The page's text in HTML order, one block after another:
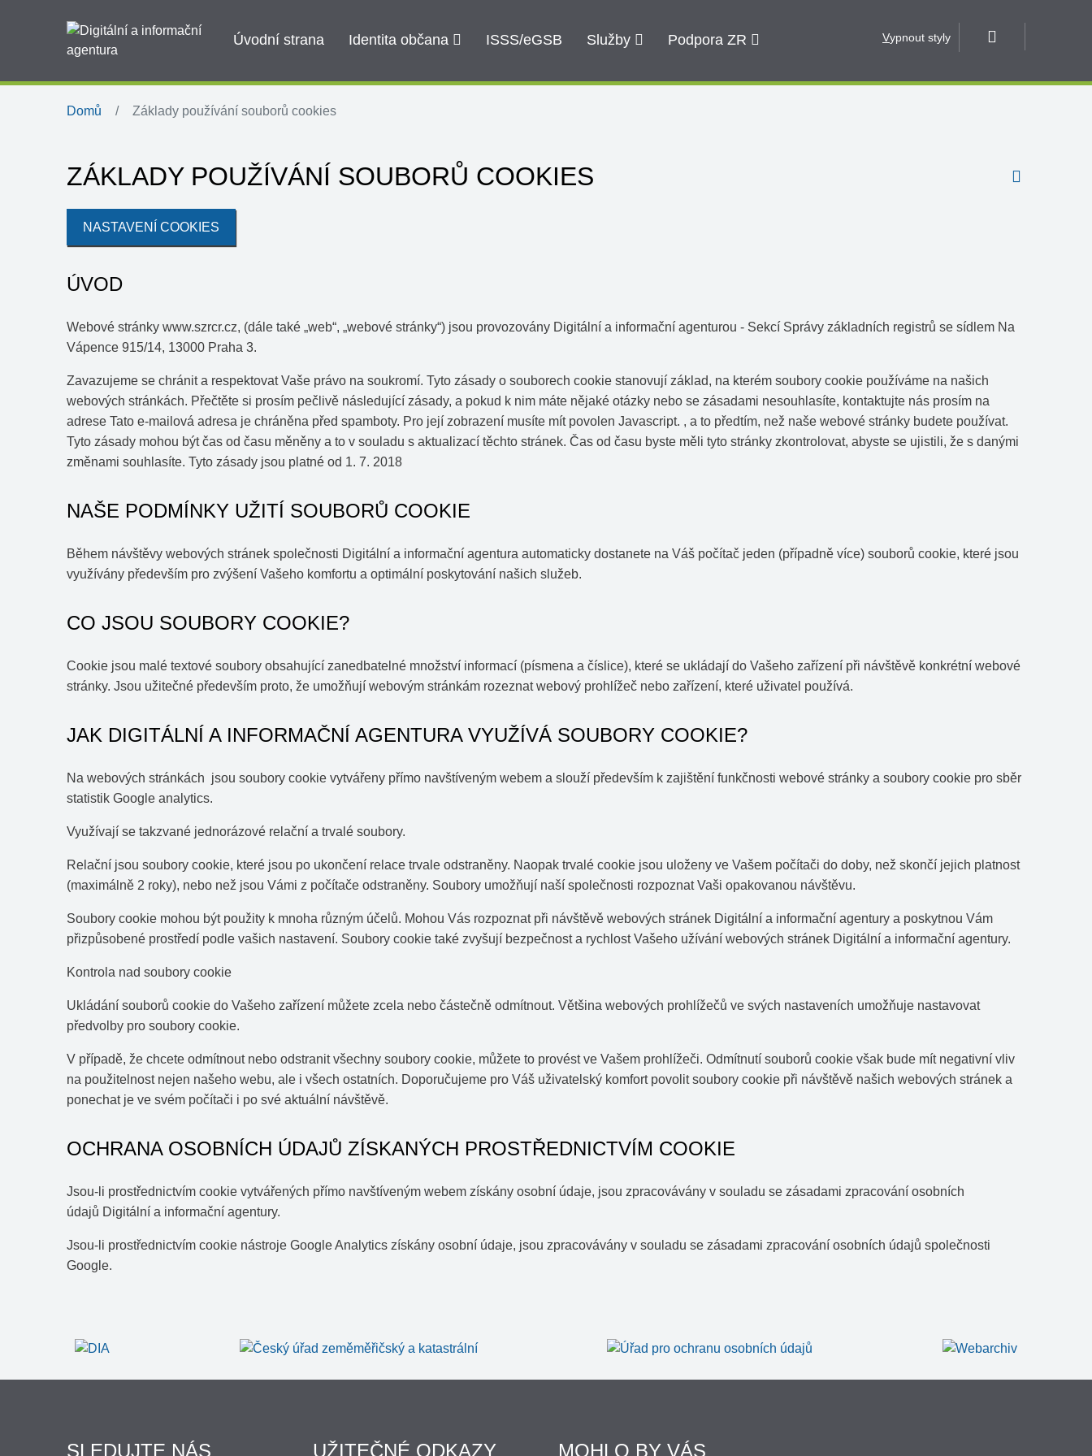
Úvodní strana Identita občana ISSS/eGSB Služby Podpora ZR Vypnout styly
Domů Základy používání souborů cookies
ZÁKLADY POUŽÍVÁNÍ SOUBORŮ COOKIES
NASTAVENÍ COOKIES
ÚVOD
Webové stránky www.szrcr.cz, (dále také „web“, „webové stránky“) jsou provozovány Digitální a informační agenturou - Sekcí Správy základních registrů se sídlem Na
Vápence 915/14, 13000 Praha 3.
Zavazujeme se chránit a respektovat Vaše právo na soukromí. Tyto zásady o souborech cookie stanovují základ, na kterém soubory cookie používáme na našich
webových stránkách. Přečtěte si prosím pečlivě následující zásady, a pokud k nim máte nějaké otázky nebo se zásadami nesouhlasíte, kontaktujte nás prosím na
adrese Tato e-mailová adresa je chráněna před spamboty. Pro její zobrazení musíte mít povolen Javascript. , a to předtím, než naše webové stránky budete používat.
Tyto zásady mohou být čas od času měněny a to v souladu s aktualizací těchto stránek. Čas od času byste měli tyto stránky zkontrolovat, abyste se ujistili, že s danými
změnami souhlasíte. Tyto zásady jsou platné od 1. 7. 2018
NAŠE PODMÍNKY UŽITÍ SOUBORŮ COOKIE
Během návštěvy webových stránek společnosti Digitální a informační agentura automaticky dostanete na Váš počítač jeden (případně více) souborů cookie, které jsou
využívány především pro zvýšení Vašeho komfortu a optimální poskytování našich služeb.
CO JSOU SOUBORY COOKIE?
Cookie jsou malé textové soubory obsahující zanedbatelné množství informací (písmena a číslice), které se ukládají do Vašeho zařízení při návštěvě konkrétní webové
stránky. Jsou užitečné především proto, že umožňují webovým stránkám rozeznat webový prohlížeč nebo zařízení, které uživatel používá.
JAK DIGITÁLNÍ A INFORMAČNÍ AGENTURA VYUŽÍVÁ SOUBORY COOKIE?
Na webových stránkách jsou soubory cookie vytvářeny přímo navštíveným webem a slouží především k zajištění funkčnosti webové stránky a soubory cookie pro sběr
statistik Google analytics.
Využívají se takzvané jednorázové relační a trvalé soubory.
​Relační jsou soubory cookie, které jsou po ukončení relace trvale odstraněny. Naopak trvalé cookie jsou uloženy ve Vašem počítači do doby, než skončí jejich platnost
(maximálně 2 roky), nebo než jsou Vámi z počítače odstraněny. Soubory umožňují naší společnosti rozpoznat Vaši opakovanou návštěvu.
Soubory cookie mohou být použity k mnoha různým účelů. Mohou Vás rozpoznat při návštěvě webových stránek Digitální a informační agentury a poskytnou Vám
přizpůsobené prostředí podle vašich nastavení. Soubory cookie také zvyšují bezpečnost a rychlost Vašeho užívání webových stránek Digitální a informační agentury.
​Kontrola nad soubory cookie
​Ukládání souborů cookie do Vašeho zařízení můžete zcela nebo částečně odmítnout. Většina webových prohlížečů ve svých nastaveních umožňuje nastavovat
předvolby pro soubory cookie.
​V případě, že chcete odmítnout nebo odstranit všechny soubory cookie, můžete to provést ve Vašem prohlížeči. Odmítnutí souborů cookie však bude mít negativní vliv
na použitelnost nejen našeho webu, ale i všech ostatních. Doporučujeme pro Váš uživatelský komfort povolit soubory cookie při návštěvě našich webových stránek a
ponechat je ve svém počítači i po své aktuální návštěvě.
OCHRANA OSOBNÍCH ÚDAJŮ ZÍSKANÝCH PROSTŘEDNICTVÍM COOKIE
Jsou-li prostřednictvím cookie vytvářených přímo navštíveným webem získány osobní údaje, jsou zpracovávány v souladu se zásadami zpracování osobních
údajů Digitální a informační agentury.
Jsou-li prostřednictvím cookie nástroje Google Analytics získány osobní údaje, jsou zpracovávány v souladu se zásadami zpracování osobních údajů společnosti
Google.
SLEDUJTE NÁS UŽITEČNÉ ODKAZY MOHLO BY VÁS